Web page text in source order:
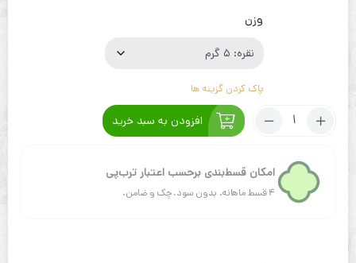
وزن
پاک کردن گزینه ها
تعداد:
ساچمه
گرمی
افزودن به سبد خرید
امکان قسط‌بندی برحسب اعتبار ترب‌پی
۴ قسط ماهانه. بدون سود، چک و ضامن.